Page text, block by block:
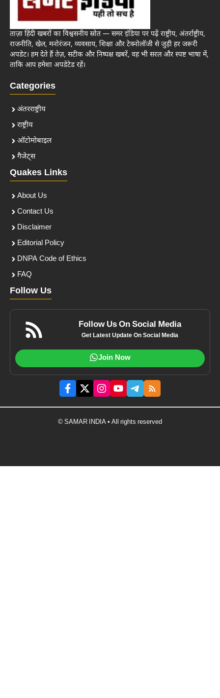
ताज़ा हिंदी खबरों का विश्वसनीय स्रोत — समर इंडिया पर पढ़ें राष्ट्रीय, अंतर्राष्ट्रीय,
राजनीति, खेल, मनोरंजन, व्यवसाय, शिक्षा और टेक्नोलॉजी से जुड़ी हर जरूरी
अपडेट। हम देते हैं तेज़, सटीक और निष्पक्ष खबरें, वह भी सरल और स्पष्ट भाषा में,
ताकि आप हमेशा अपडेटेड रहें।
Categories
अंतरराष्ट्रीय
राष्ट्रीय
ऑटोमोबाइल
गैजेट्स
Quakes Links
About Us
Contact Us
Disclaimer
Editorial Policy
DNPA Code of Ethics
FAQ
Follow Us
Follow Us On Social Media
Get Latest Update On Social Media
Join Now
© SAMAR INDIA • All rights reserved